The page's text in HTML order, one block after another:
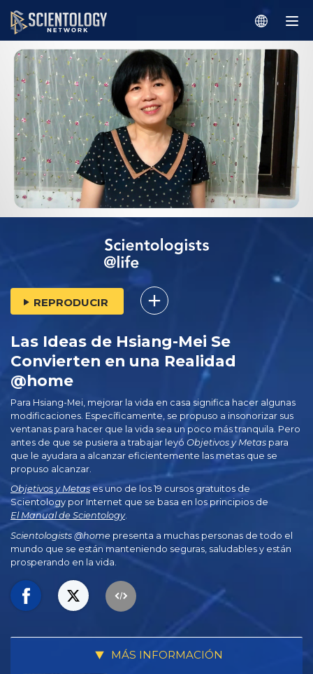
REPRODUCIR
Las Ideas de Hsiang-Mei Se
Convierten en una Realidad
@home
Para Hsiang-Mei, mejorar la vida en casa significa hacer algunas
modificaciones. Específicamente, se propuso a insonorizar sus
ventanas para hacer que la vida sea un poco más tranquila. Pero
antes de que se pusiera a trabajar leyó Objetivos y Metas para
que le ayudara a alcanzar eficientemente las metas que se
propuso alcanzar.
Objetivos y Metas es uno de los 19 cursos gratuitos de
Scientology por Internet que se basa en los principios de
El Manual de Scientology.
Scientologists @home presenta a muchas personas de todo el
mundo que se están manteniendo seguras, saludables y están
prosperando en la vida.
MÁS INFORMACIÓN